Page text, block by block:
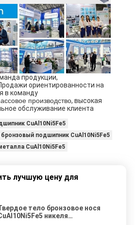
продукции,
ориентированности на
в команду
производство, высокая
обслуживание клиента
CuAl10Ni5Fe5
подшипник CuAl10Ni5Fe5
CuAl10Ni5Fe5
лучшую цену для
тело бронзовое нося
никеля